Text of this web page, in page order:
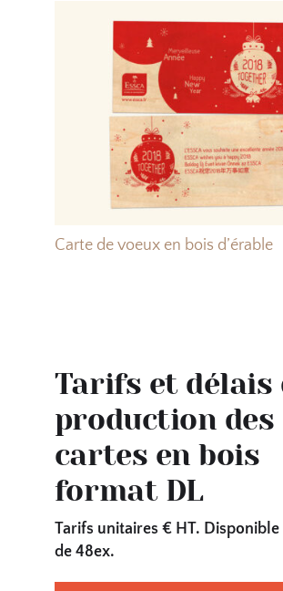
Carte de voeux en bois d’érable
Tarifs et délais
production des
cartes en bois
format DL
Tarifs unitaires € HT.
de 48ex.